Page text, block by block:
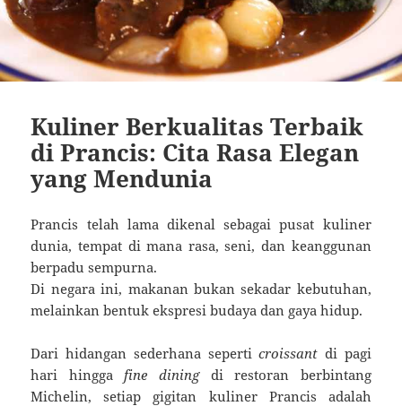
Kuliner Berkualitas Terbaik
di Prancis: Cita Rasa Elegan
yang Mendunia
Prancis telah lama dikenal sebagai pusat kuliner
dunia, tempat di mana rasa, seni, dan keanggunan
berpadu sempurna.
Di negara ini, makanan bukan sekadar kebutuhan,
melainkan bentuk ekspresi budaya dan gaya hidup.
Dari hidangan sederhana seperticroissant di pagi
hari hingga fine diningdi restoran berbintang
Michelin, setiap gigitan kuliner Prancis adalah